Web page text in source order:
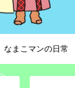
なまこマンの日常